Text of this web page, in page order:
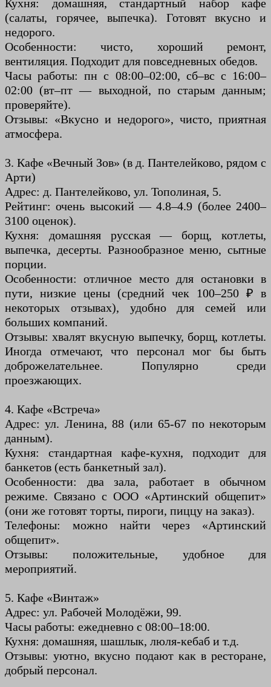
Кухня: домашняя, стандартный набор кафе
(салаты, горячее, выпечка). Готовят вкусно и
недорого.
Особенности: чисто, хороший ремонт,
вентиляция. Подходит для повседневных обедов.
Часы работы: пн с 08:00–02:00, сб–вс с 16:00–
02:00 (вт–пт — выходной, по старым данным;
проверяйте).
Отзывы: «Вкусно и недорого», чисто, приятная
атмосфера.
3. Кафе «Вечный Зов» (в д. Пантелейково, рядом с
Арти)
Адрес: д. Пантелейково, ул. Тополиная, 5.
Рейтинг: очень высокий — 4.8–4.9 (более 2400–
3100 оценок).
Кухня: домашняя русская — борщ, котлеты,
выпечка, десерты. Разнообразное меню, сытные
порции.
Особенности: отличное место для остановки в
пути, низкие цены (средний чек 100–250 ₽ в
некоторых отзывах), удобно для семей или
больших компаний.
Отзывы: хвалят вкусную выпечку, борщ, котлеты.
Иногда отмечают, что персонал мог бы быть
доброжелательнее. Популярно среди
проезжающих.
4. Кафе «Встреча»
Адрес: ул. Ленина, 88 (или 65-67 по некоторым
данным).
Кухня: стандартная кафе-кухня, подходит для
банкетов (есть банкетный зал).
Особенности: два зала, работает в обычном
режиме. Связано с ООО «Артинский общепит»
(они же готовят торты, пироги, пиццу на заказ).
Телефоны: можно найти через «Артинский
общепит».
Отзывы: положительные, удобное для
мероприятий.
5. Кафе «Винтаж»
Адрес: ул. Рабочей Молодёжи, 99.
Часы работы: ежедневно с 08:00–18:00.
Кухня: домашняя, шашлык, люля-кебаб и т.д.
Отзывы: уютно, вкусно подают как в ресторане,
добрый персонал.